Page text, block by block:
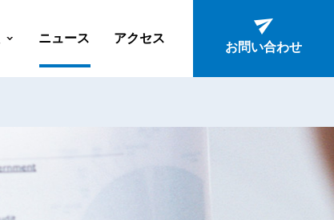
ニュース アクセス
お問い合わせ